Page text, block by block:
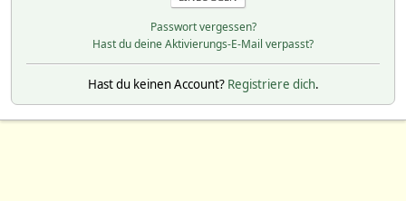
Passwort vergessen?
Hast du deine Aktivierungs-E-Mail verpasst?
Hast du keinen Account? Registriere dich.